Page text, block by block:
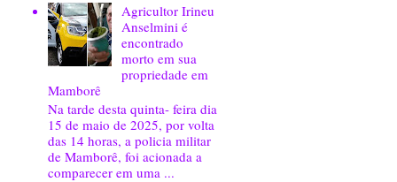
Agricultor Irineu
Anselmini é
encontrado
morto em sua
propriedade em
Mamborê
Na tarde desta quinta- feira dia
15 de maio de 2025, por volta
das 14 horas, a policia militar
de Mamborê, foi acionada a
comparecer em uma ...